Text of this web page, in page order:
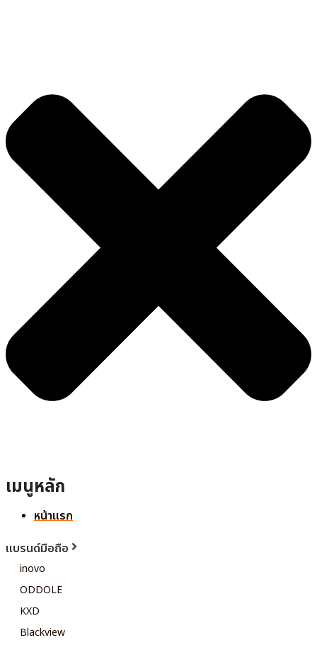
เมนูหลัก
หน้าแรก
แบรนด์มือถือ
inovo
ODDOLE
KXD
Blackview